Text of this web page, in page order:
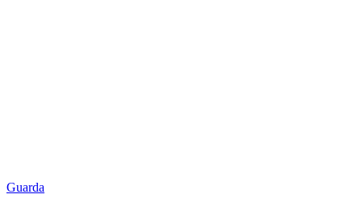
Guarda